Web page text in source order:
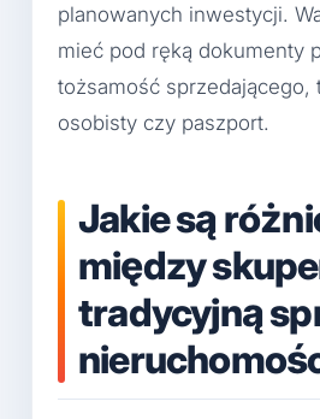
planowanych inwestycji.
mieć pod ręką dokumenty
tożsamość sprzedającego,
osobisty czy paszport.
Jakie są
między
tradycyjną